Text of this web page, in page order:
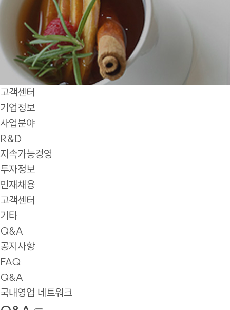
고객센터
기업정보
사업분야
R&D
지속가능경영
투자정보
인재채용
고객센터
기타
Q&A
공지사항
FAQ
Q&A
국내영업 네트워크